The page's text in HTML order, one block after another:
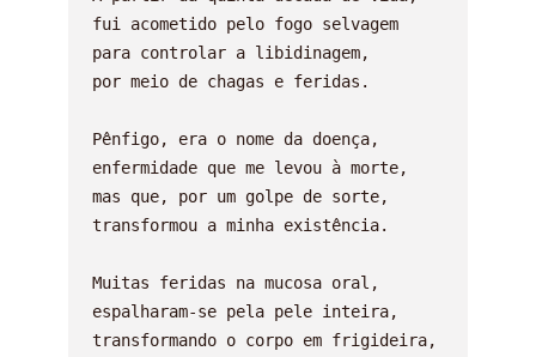
fui acometido pelo fogo selvagem
para controlar a libidinagem,
por meio de chagas e feridas.
Pênfigo, era o nome da doença,
enfermidade que me levou à morte,
mas que, por um golpe de sorte,
transformou a minha existência.
Muitas feridas na mucosa oral,
espalharam-se pela pele inteira,
transformando o corpo em frigideira,